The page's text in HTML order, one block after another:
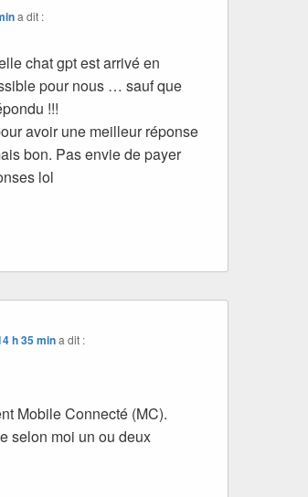
a dit :
chat gpt est arrivé en
pour nous … sauf que
!!!
avoir une meilleur réponse
bon. Pas envie de payer
lol
h 35 mina dit :
Mobile Connecté (MC).
selon moi un ou deux